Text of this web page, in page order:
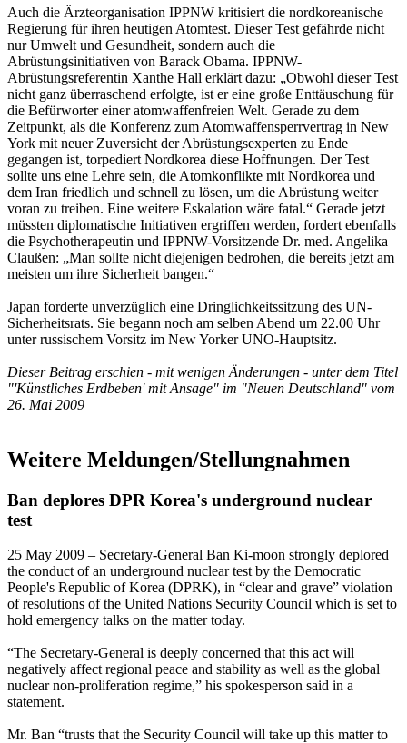
Auch die Ärzteorganisation IPPNW kritisiert die nordkoreanische
Regierung für ihren heutigen Atomtest. Dieser Test gefährde nicht
nur Umwelt und Gesundheit, sondern auch die
Abrüstungsinitiativen von Barack Obama. IPPNW-
Abrüstungsreferentin Xanthe Hall erklärt dazu: „Obwohl dieser Test
nicht ganz überraschend erfolgte, ist er eine große Enttäuschung für
die Befürworter einer atomwaffenfreien Welt. Gerade zu dem
Zeitpunkt, als die Konferenz zum Atomwaffensperrvertrag in New
York mit neuer Zuversicht der Abrüstungsexperten zu Ende
gegangen ist, torpediert Nordkorea diese Hoffnungen. Der Test
sollte uns eine Lehre sein, die Atomkonflikte mit Nordkorea und
dem Iran friedlich und schnell zu lösen, um die Abrüstung weiter
voran zu treiben. Eine weitere Eskalation wäre fatal.“ Gerade jetzt
müssten diplomatische Initiativen ergriffen werden, fordert ebenfalls
die Psychotherapeutin und IPPNW-Vorsitzende Dr. med. Angelika
Claußen: „Man sollte nicht diejenigen bedrohen, die bereits jetzt am
meisten um ihre Sicherheit bangen.“
Japan forderte unverzüglich eine Dringlichkeitssitzung des UN-
Sicherheitsrats. Sie begann noch am selben Abend um 22.00 Uhr
unter russischem Vorsitz im New Yorker UNO-Hauptsitz.
Dieser Beitrag erschien - mit wenigen Änderungen - unter dem Titel
"'Künstliches Erdbeben' mit Ansage" im "Neuen Deutschland" vom
26. Mai 2009
Weitere Meldungen/Stellungnahmen
Ban deplores DPR Korea's underground nuclear
test
25 May 2009 – Secretary-General Ban Ki-moon strongly deplored
the conduct of an underground nuclear test by the Democratic
People's Republic of Korea (DPRK), in “clear and grave” violation
of resolutions of the United Nations Security Council which is set to
hold emergency talks on the matter today.
“The Secretary-General is deeply concerned that this act will
negatively affect regional peace and stability as well as the global
nuclear non-proliferation regime,” his spokesperson said in a
statement.
Mr. Ban “trusts that the Security Council will take up this matter to